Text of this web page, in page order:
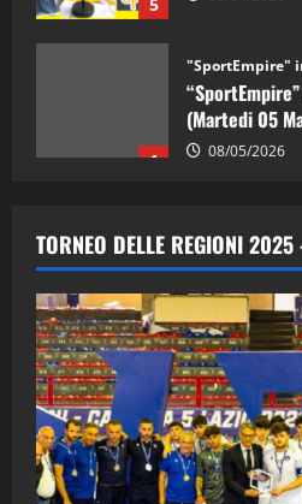
1
(Martedi 05
08/05/2026
2
(Martedi 28
28/04/2026
3
"SportEmpire"
(Martedi 21
21/04/2026
TORNEO DELLE REGIONI